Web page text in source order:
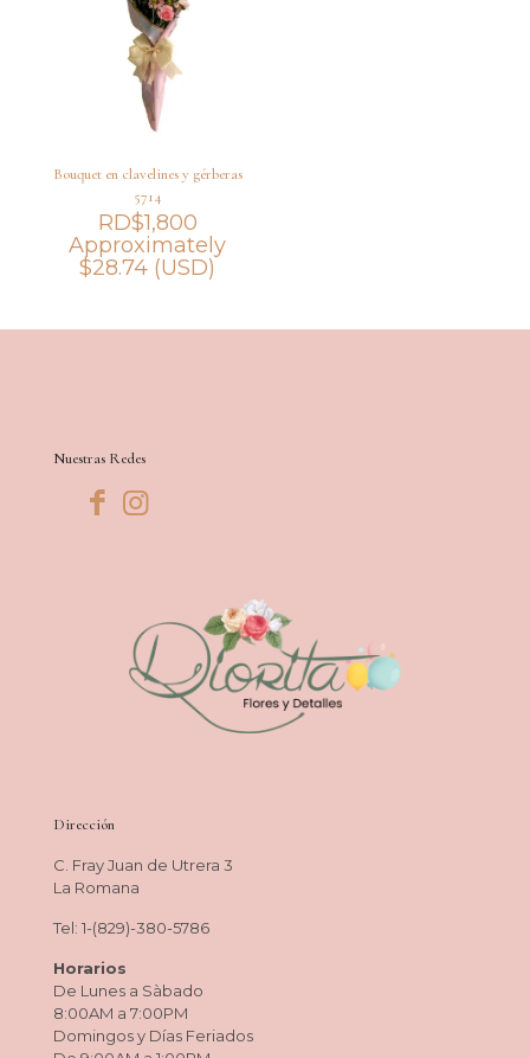
Bouquet en clavelines y gérberas
5714
RD$1,800
Approximately
$28.74 (USD)
Nuestras Redes
Dirección
C. Fray Juan de Utrera 3
La Romana
Tel: 1-(829)-380-5786
Horarios
De Lunes a Sàbado
8:00AM a 7:00PM
Domingos y Días Feriados